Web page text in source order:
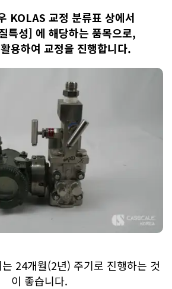
KOLAS 교정 분류표 상에서
특성] 에 해당하는 품목으로,
용하여 교정을 진행합니다.
24개월(2년) 주기로 진행하는 것
이 좋습니다.